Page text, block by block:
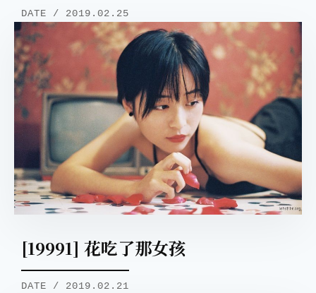
DATE / 2019.02.25
[19991] 花吃了那女孩
DATE / 2019.02.21
取消 搜索